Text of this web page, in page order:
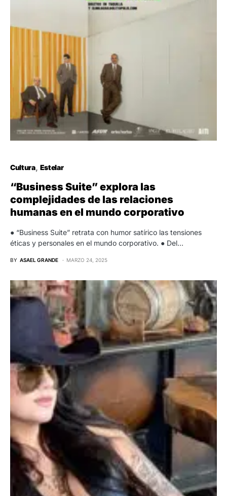
Cultura Estelar
“Business Suite” explora las
complejidades de las relaciones
humanas en el mundo corporativo
● “Business Suite” retrata con humor satírico las tensiones
éticas y personales en el mundo corporativo. ● Del…
BY ASAEL GRANDE MARZO 24, 2025